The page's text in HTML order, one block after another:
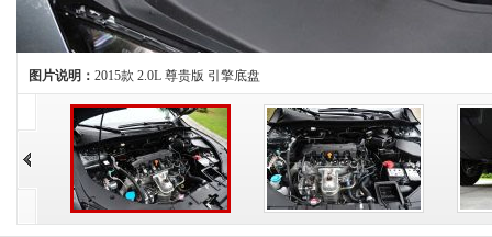
图片说明： 2015款 2.0L 尊贵版 引擎底盘